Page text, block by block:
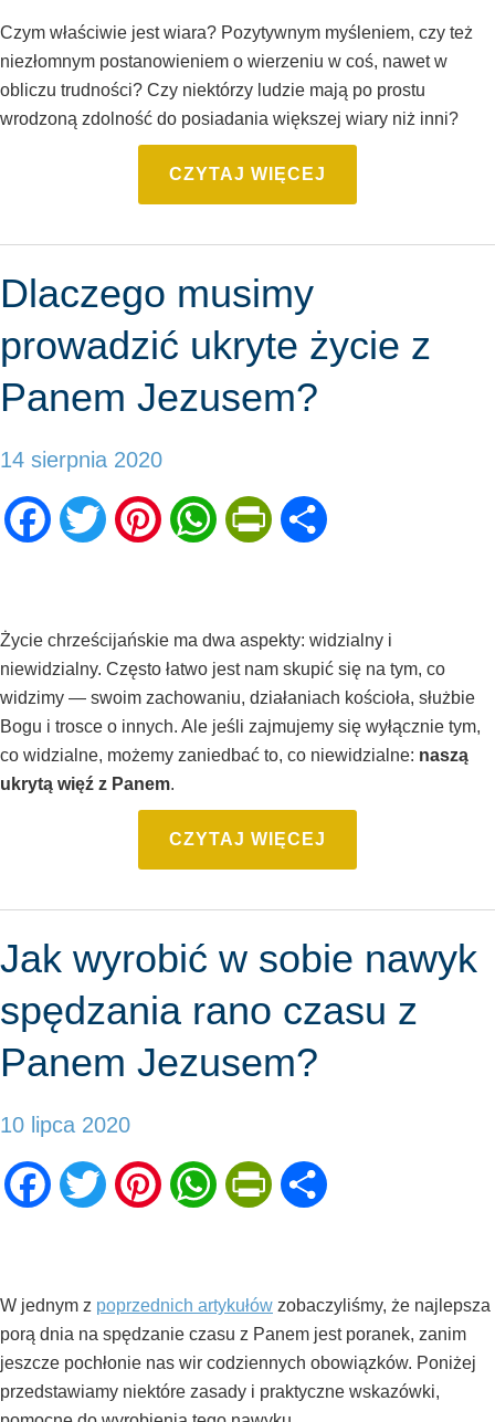
Czym właściwie jest wiara? Pozytywnym myśleniem, czy też
niezłomnym postanowieniem o wierzeniu w coś, nawet w
obliczu trudności? Czy niektórzy ludzie mają po prostu
wrodzoną zdolność do posiadania większej wiary niż inni?
CZYTAJ WIĘCEJ
Dlaczego musimy
prowadzić ukryte życie z
Panem Jezusem?
14 sierpnia 2020
FacebookTwitter PinterestWhatsAppPrintFriendly
Życie chrześcijańskie ma dwa aspekty: widzialny i
niewidzialny. Często łatwo jest nam skupić się na tym, co
widzimy — swoim zachowaniu, działaniach kościoła, służbie
Bogu i trosce o innych. Ale jeśli zajmujemy się wyłącznie tym,
co widzialne, możemy zaniedbać to, co niewidzialne: naszą
ukrytą więź z Panem.
CZYTAJ WIĘCEJ
Jak wyrobić w sobie nawyk
spędzania rano czasu z
Panem Jezusem?
10 lipca 2020
FacebookTwitter PinterestWhatsAppPrintFriendly
W jednym z poprzednich artykułów zobaczyliśmy, że najlepsza
porą dnia na spędzanie czasu z Panem jest poranek, zanim
jeszcze pochłonie nas wir codziennych obowiązków. Poniżej
przedstawiamy niektóre zasady i praktyczne wskazówki,